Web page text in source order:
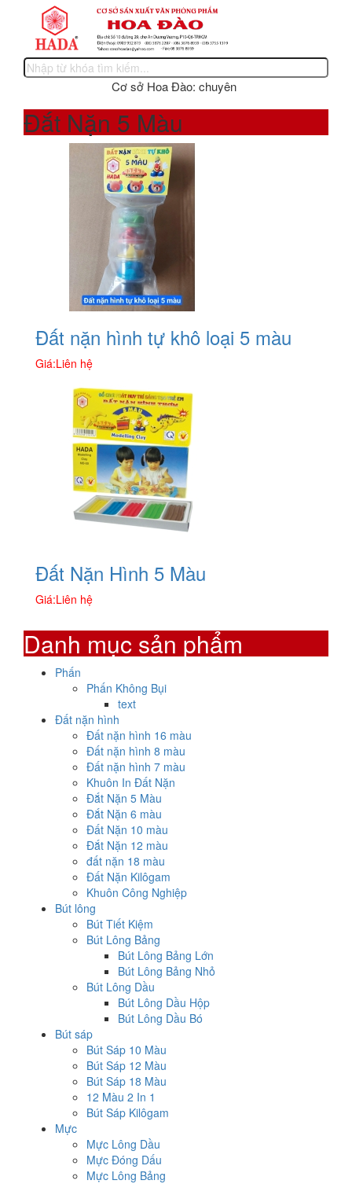
Cơ sở Hoa Đào: chuyên sản xuất các sản
Đắt Nặn 5 Màu
Đất nặn hình tự khô loại 5 màu
Giá:Liên hệ
Đất Nặn Hình 5 Màu
Giá:Liên hệ
Danh mục sản phẩm
Phấn
Phấn Không Bụi
text
Đất nặn hình
Đất nặn hình 16 màu
Đất nặn hình 8 màu
Đất nặn hình 7 màu
Khuôn In Đất Nặn
Đắt Nặn 5 Màu
Đắt Nặn 6 màu
Đất Nặn 10 màu
Đắt Nặn 12 màu
đất nặn 18 màu
Đất Nặn Kilôgam
Khuôn Công Nghiệp
Bút lông
Bút Tiết Kiệm
Bút Lông Bảng
Bút Lông Bảng Lớn
Bút Lông Bảng Nhỏ
Bút Lông Dầu
Bút Lông Dầu Hộp
Bút Lông Dầu Bó
Bút sáp
Bút Sáp 10 Màu
Bút Sáp 12 Màu
Bút Sáp 18 Màu
12 Màu 2 In 1
Bút Sáp Kilôgam
Mực
Mực Lông Dầu
Mực Đóng Dấu
Mực Lông Bảng